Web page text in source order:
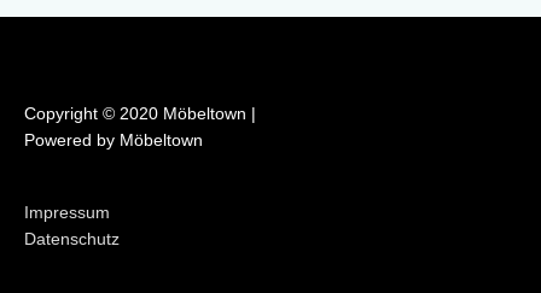
Copyright © 2020 Möbeltown |
Powered by Möbeltown
Impressum
Datenschutz